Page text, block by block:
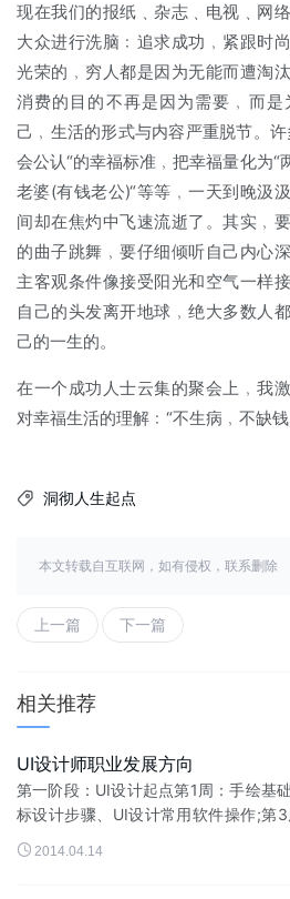
现在我们的报纸﹑杂志﹑电视﹑网
大众进行洗脑﹕追求成功﹐紧跟时
光荣的﹐穷人都是因为无能而遭淘
消费的目的不再是因为需要﹐而
己﹐生活的形式与内容严重脱节。
会公认“的幸福标准﹐把幸福量化为“
老婆(有钱老公)“等等﹐一天到晚汲
间却在焦灼中飞速流逝了。其实﹐
的曲子跳舞﹐要仔细倾听自己内心
主客观条件像接受阳光和空气一样
自己的头发离开地球﹐绝大多数人
己的一生的。
在一个成功人士云集的聚会上﹐我
对幸福生活的理解﹕“不生病﹐不缺
 洞彻人生起点
本文转载自互联网，如有侵权，联系删除
上一篇 下一篇
相关推荐
UI设计师职业发展方向
第一阶段：UI设计起点第1周：手绘基
标设计步骤、UI设计常用软件操作;第
向、开拓创意思维;第4周：手机UI各
合。第二阶段...
 2014.04.14